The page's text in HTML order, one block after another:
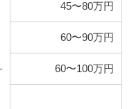
45〜80万円
60〜90万円
60〜100万円